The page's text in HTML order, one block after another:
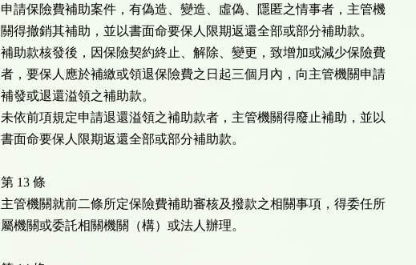
申請保險費補助案件，有偽造、變造、虛偽、隱匿之情事者，主管機
關得撤銷其補助，並以書面命要保人限期返還全部或部分補助款。
補助款核發後，因保險契約終止、解除、變更，致增加或減少保險費
者，要保人應於補繳或領退保險費之日起三個月內，向主管機關申請
補發或退還溢領之補助款。
未依前項規定申請退還溢領之補助款者，主管機關得廢止補助，並以
書面命要保人限期返還全部或部分補助款。
第 13 條
主管機關就前二條所定保險費補助審核及撥款之相關事項，得委任所
屬機關或委託相關機關（構）或法人辦理。